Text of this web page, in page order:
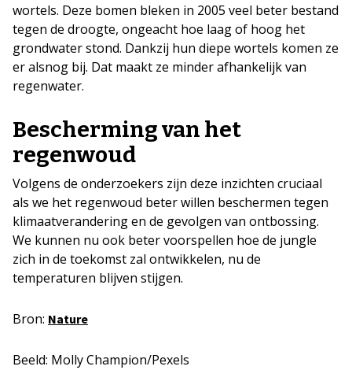
wortels. Deze bomen bleken in 2005 veel beter bestand
tegen de droogte, ongeacht hoe laag of hoog het
grondwater stond. Dankzij hun diepe wortels komen ze
er alsnog bij. Dat maakt ze minder afhankelijk van
regenwater.
Bescherming van het
regenwoud
Volgens de onderzoekers zijn deze inzichten cruciaal
als we het regenwoud beter willen beschermen tegen
klimaatverandering en de gevolgen van ontbossing.
We kunnen nu ook beter voorspellen hoe de jungle
zich in de toekomst zal ontwikkelen, nu de
temperaturen blijven stijgen.
Bron: Nature
Beeld: Molly Champion/Pexels